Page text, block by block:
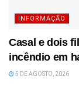
INFORMAÇÃO
Casal e dois
incêndio em
5 DE AGOSTO, 2026